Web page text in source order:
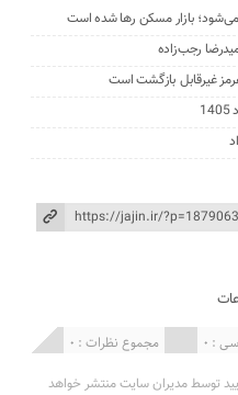
رجب‌زاده
غیرقابل بازگشت است
مجموع نظرات : 0 : 0
توسط مدیران سایت منتشر خواهد